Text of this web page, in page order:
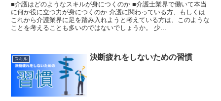
■介護はどのようなスキルが身につくのか ■介護士業界で働いて本当
に何か役に立つ力が身につくのか 介護に関わっている方、もしくは
これから介護業界に足を踏み入れようと考えている方は、このような
ことを考えることも多いのではないでしょうか。 少...
スキル 決断疲れをしないための習慣